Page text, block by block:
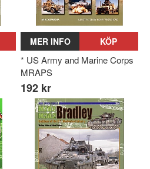
MER INFO KÖP
* US Army and Marine Corps
MRAPS
192 kr